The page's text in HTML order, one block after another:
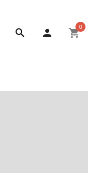
 person shopping_cart0